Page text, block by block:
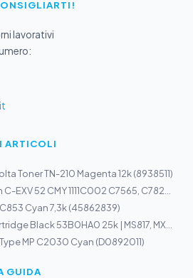
lavorativi
ARTICOLI
Toner TN-210 Magenta 12k (8938511)
Cyan 7,3k (45862839)
MP C2030 Cyan (D0892011)
GUIDA